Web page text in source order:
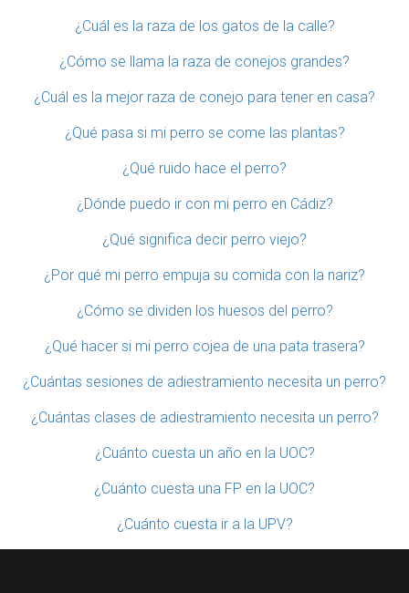
¿Cuál es la raza de los gatos de la calle?
¿Cómo se llama la raza de conejos grandes?
¿Cuál es la mejor raza de conejo para tener en casa?
¿Qué pasa si mi perro se come las plantas?
¿Qué ruido hace el perro?
¿Dónde puedo ir con mi perro en Cádiz?
¿Qué significa decir perro viejo?
¿Por qué mi perro empuja su comida con la nariz?
¿Cómo se dividen los huesos del perro?
¿Qué hacer si mi perro cojea de una pata trasera?
¿Cuántas sesiones de adiestramiento necesita un perro?
¿Cuántas clases de adiestramiento necesita un perro?
¿Cuánto cuesta un año en la UOC?
¿Cuánto cuesta una FP en la UOC?
¿Cuánto cuesta ir a la UPV?